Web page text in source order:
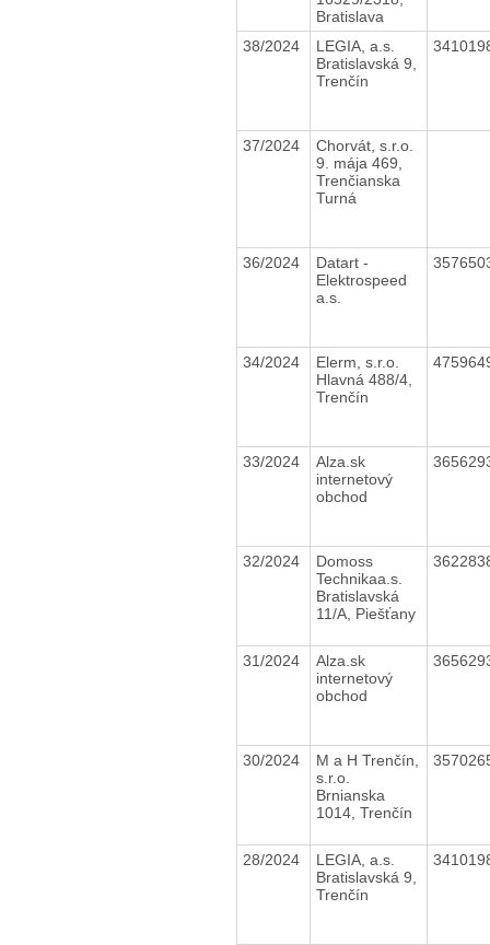
Bratislava
38/2024
LEGIA, a.s.
Bratislavská 9,
Trenčín
37/2024
Chorvát, s.r.o.
9. mája 469,
Trenčianska
Turná
36/2024
Datart -
Elektrospeed
a.s.
34/2024
Elerm, s.r.o.
Hlavná 488/4,
Trenčín
33/2024
Alza.sk
internetový
obchod
32/2024
Domoss
Technikaa.s.
Bratislavská
11/A, Piešťany
31/2024
Alza.sk
internetový
obchod
30/2024
M a H Trenčín,
s.r.o.
Brnianska
1014, Trenčín
28/2024
LEGIA, a.s.
Bratislavská 9,
Trenčín